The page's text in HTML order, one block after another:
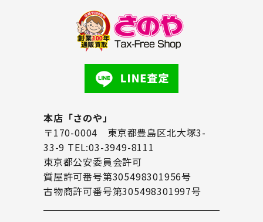
本店「さのや」
〒170-0004 東京都豊島区北大塚3-
33-9 TEL:03-3949-8111
東京都公安委員会許可
質屋許可番号第305498301956号
古物商許可番号第305498301997号